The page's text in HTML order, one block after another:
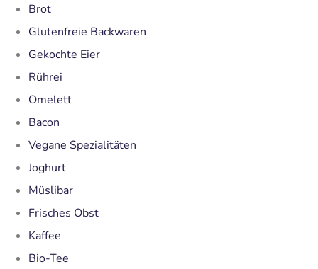
Brot
Glutenfreie Backwaren
Gekochte Eier
Rührei
Omelett
Bacon
Vegane Spezialitäten
Joghurt
Müslibar
Frisches Obst
Kaffee
Bio-Tee